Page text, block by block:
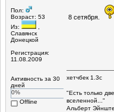
Пол:
Возраст: 53
Из:
Славянск
Донецкой
Регистрация:
11.08.2009
Активность за 30
дней
0%
Offline
8 сетября.
хетчбек 1.3с
"Есть только
вселенной..."
Альберт